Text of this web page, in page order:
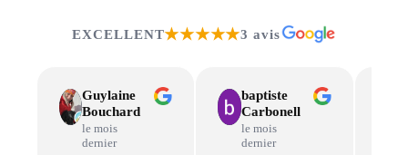
EXCELLENT★★★★★3 avis
Guylaine
Bouchard
le mois
dernier
baptiste
Carbonell
le mois
dernier